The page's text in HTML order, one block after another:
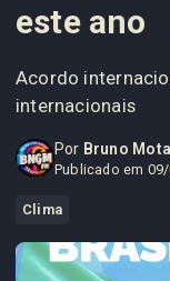
este ano
Acordo
internacionais
Por Bruno Mota
Publicado em
Clima